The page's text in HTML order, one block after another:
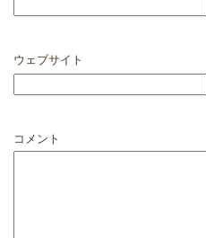
ウェブサイト
コメント